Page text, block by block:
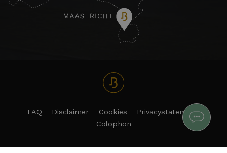
FAQ Disclaimer Cookies
Privacystatement
Colophon